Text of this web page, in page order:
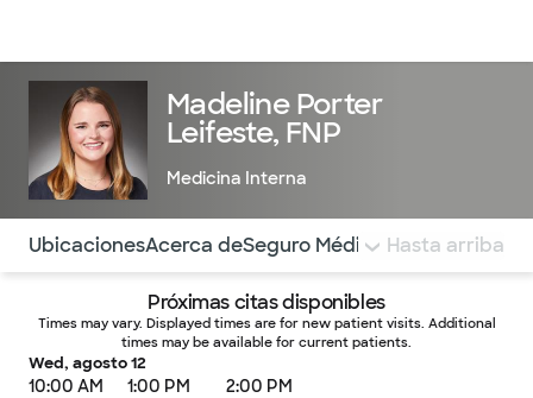
Madeline Porter
Leifeste, FNP
Medicina Interna
Utilice esta navegación para saltar rápidamente a
UbicacionesAcerca deSeguro Médico COMENTARIOS
Hasta arriba
Próximas citas disponibles
Times may vary. Displayed times are for new patient visits. Additional
times may be available for current patients.
Wed, agosto 12
10:00 AM 1:00 PM 2:00 PM